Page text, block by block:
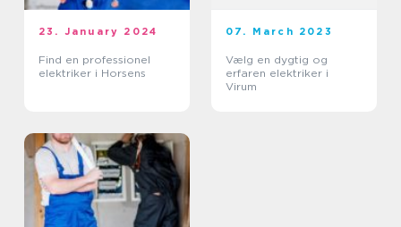
23. January 2024
Find en professionel
elektriker i Horsens
07. March 2023
Vælg en dygtig og
erfaren elektriker i
Virum